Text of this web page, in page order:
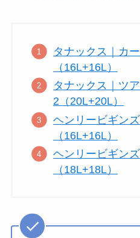
タナックス｜カ
（16L+16L）
タナックス｜ツ
2（20L+20L）
ヘンリービギン
（16L+16L）
ヘンリービギン
（18L+18L）